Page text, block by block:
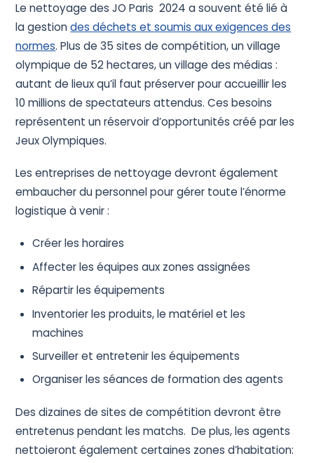
Le nettoyage des JO Paris 2024 a souvent été lié à
la gestiondes déchets et soumis aux exigences des
normes. Plus de 35 sites de compétition, un village
olympique de 52 hectares, un village des médias :
autant de lieux qu’il faut préserver pour accueillir les
10 millions de spectateurs attendus. Ces besoins
représentent un réservoir d’opportunités créé par les
Jeux Olympiques.
Les entreprises de nettoyage devront également
embaucher du personnel pour gérer toute l’énorme
logistique à venir :
Créer les horaires
Affecter les équipes aux zones assignées
Répartir les équipements
Inventorier les produits, le matériel et les
machines
Surveiller et entretenir les équipements
Organiser les séances de formation des agents
Des dizaines de sites de compétition devront être
entretenus pendant les matchs. De plus, les agents
nettoieront également certaines zones d’habitation: